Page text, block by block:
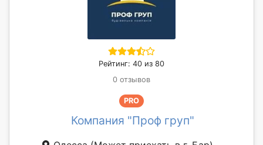
Рейтинг: 40 из 80
0 отзывов
PRO
Компания "Проф груп"